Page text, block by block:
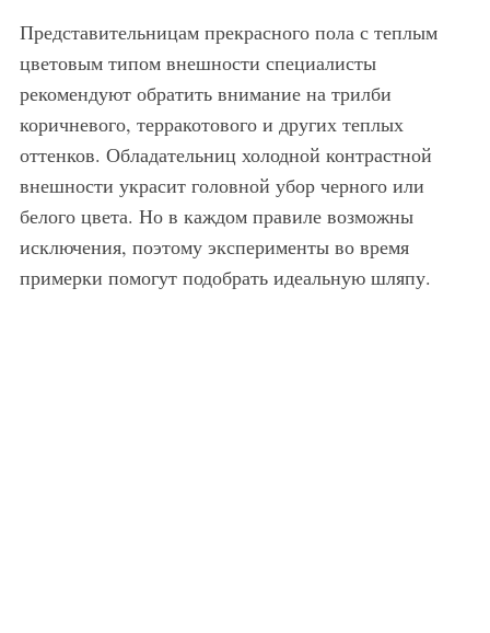
Представительницам прекрасного пола с теплым
цветовым типом внешности специалисты
рекомендуют обратить внимание на трилби
коричневого, терракотового и других теплых
оттенков. Обладательниц холодной контрастной
внешности украсит головной убор черного или
белого цвета. Но в каждом правиле возможны
исключения, поэтому эксперименты во время
примерки помогут подобрать идеальную шляпу.